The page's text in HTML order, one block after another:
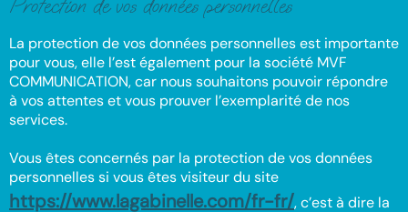
La protection de vos données personnelles est importante
pour vous, elle l’est également pour la société MVF
COMMUNICATION, car nous souhaitons pouvoir répondre
à vos attentes et vous prouver l’exemplarité de nos
services.
Vous êtes concernés par la protection de vos données
personnelles si vous êtes visiteur du site
https://www.lagabinelle.com/fr-fr/, c’est à dire la